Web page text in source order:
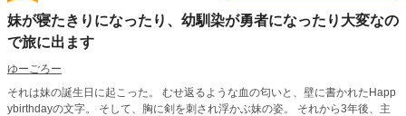
妹が寝たきりになったり、幼馴染が勇者になったり大変なの
で旅に出ます
ゆーごろー
それは妹の誕生日に起こった。 むせ返るような血の匂いと、壁に書かれたHapp
ybirthdayの文字。 そして、胸に剣を刺され浮かぶ妹の姿。 それから3年後、主